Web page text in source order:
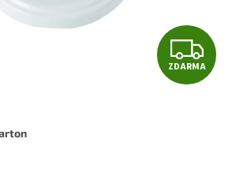
Z
D
ZDARMA